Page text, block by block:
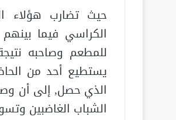
حيث تضارب هؤلاء
الكراسي فيما
للمطعم وصاحبه
يستطيع أحد من
الذي حصل, إلى أن
الشباب الغاضبين